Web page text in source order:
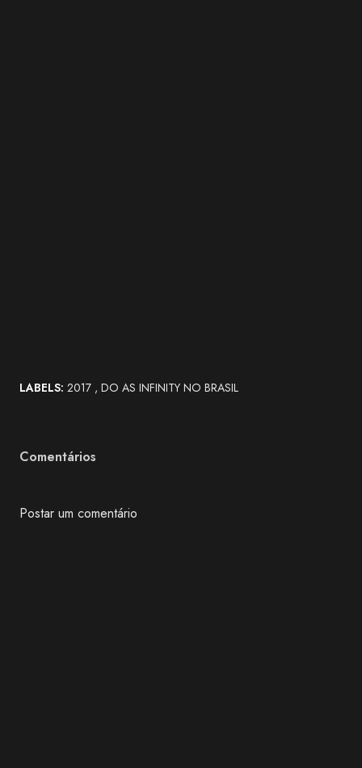
LABELS: 2017 DO AS INFINITY NO BRASIL
Comentários
Postar um comentário